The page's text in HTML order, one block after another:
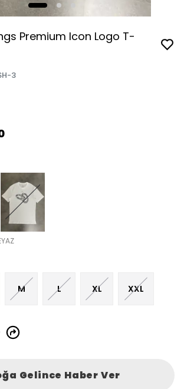
Premium Icon Logo T-
3
M L XL XXL
Gelince Haber Ver